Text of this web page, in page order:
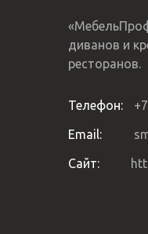
диванов и
ресторанов.
Телефон:
Email:
Сайт: